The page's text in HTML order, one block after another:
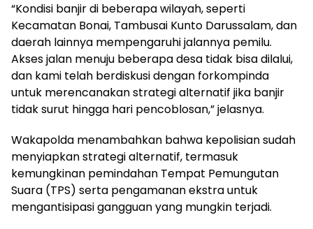
“Kondisi banjir di beberapa wilayah, seperti
Kecamatan Bonai, Tambusai Kunto Darussalam, dan
daerah lainnya mempengaruhi jalannya pemilu.
Akses jalan menuju beberapa desa tidak bisa dilalui,
dan kami telah berdiskusi dengan forkompinda
untuk merencanakan strategi alternatif jika banjir
tidak surut hingga hari pencoblosan,” jelasnya.
Wakapolda menambahkan bahwa kepolisian sudah
menyiapkan strategi alternatif, termasuk
kemungkinan pemindahan Tempat Pemungutan
Suara (TPS) serta pengamanan ekstra untuk
mengantisipasi gangguan yang mungkin terjadi.